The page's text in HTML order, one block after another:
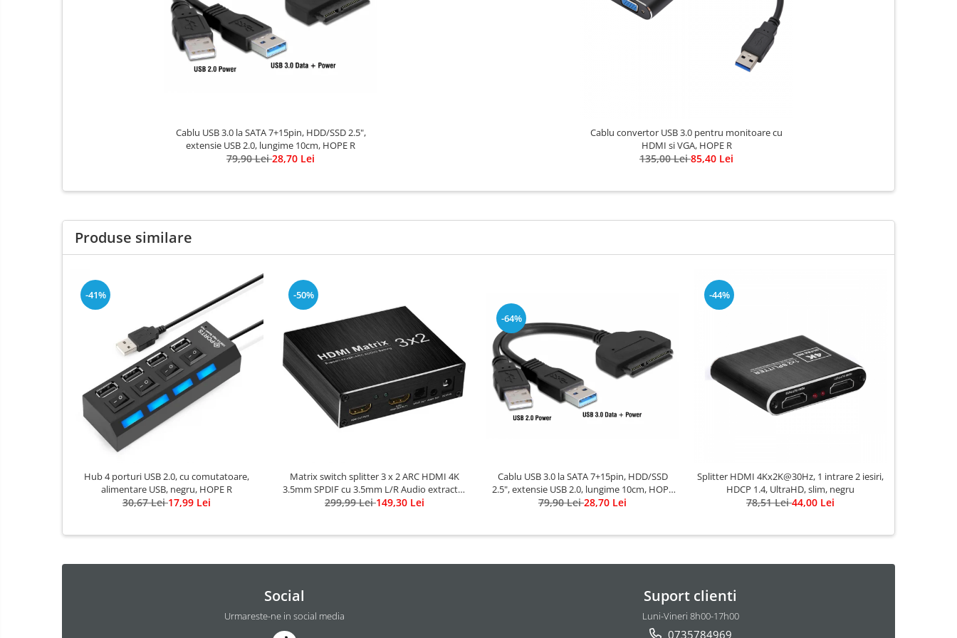
Cablu USB 3.0 la SATA 7+15pin, HDD/SSD 2.5",
extensie USB 2.0, lungime 10cm, HOPE R
79,90 Lei28,70 Lei
Cablu convertor USB 3.0 pentru monitoare cu
HDMI si VGA, HOPE R
135,00 Lei85,40 Lei
Produse similare
-41%
Hub 4 porturi USB 2.0, cu comutatoare,
alimentare USB, negru, HOPE R
30,67 Lei17,99 Lei
-50%
Matrix switch splitter 3 x 2 ARC HDMI 4K
3.5mm SPDIF cu 3.5mm L/R Audio extractor
si telecomanda IR, HOPE R
299,99 Lei149,30 Lei
-64%
Cablu USB 3.0 la SATA 7+15pin, HDD/SSD
2.5", extensie USB 2.0, lungime 10cm, HOPE
R
79,90 Lei28,70 Lei
-44%
Splitter HDMI 4Kx2K@30Hz, 1 intrare 2 iesiri,
HDCP 1.4, UltraHD, slim, negru
78,51 Lei44,00 Lei
Social
Urmareste-ne in social media
Suport clienti
Luni-Vineri 8h00-17h00
0735784969